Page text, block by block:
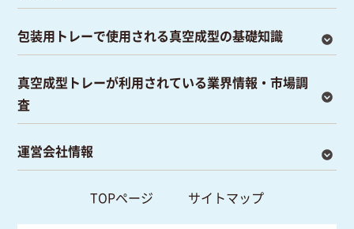
包装用トレーで使用される真空成型の基礎知識
真空成型トレーが利用されている業界情報・市場調
査
運営会社情報
TOPページ サイトマップ